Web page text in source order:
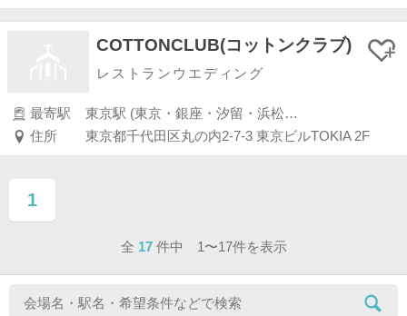
COTTONCLUB(コットンクラブ)
レストランウエディング
最寄駅
東京駅 (東京・銀座・汐留・浜松町・品川・上野・浅草)
住所
東京都千代田区丸の内2-7-3 東京ビルTOKIA 2F
1
ページ目
全 17 件中 1〜17件を表示